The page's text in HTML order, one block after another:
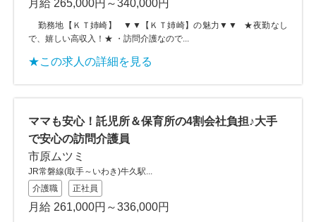
月給 265,000円～340,000円
勤務地【ＫＴ姉崎】 ▼▼【ＫＴ姉崎】の魅力▼▼ ★夜勤なし
で、嬉しい高収入！★ ・訪問介護なので...
★この求人の詳細を見る
ママも安心！託児所＆保育所の4割会社負担♪大手
で安心の訪問介護員
市原ムツミ
JR常磐線(取手～いわき)牛久駅...
介護職
正社員
月給 261,000円～336,000円